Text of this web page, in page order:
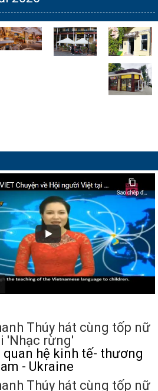
quan hệ kinh tế- thương
- Ukraine